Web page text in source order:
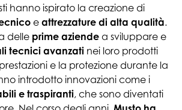
hanno ispirato la creazione di
e attrezzature di alta qualità.
delle prime aziende a sviluppare e
tecnici avanzati nei loro prodotti
e la protezione durante la
introdotto innovazioni come i
e traspiranti, che sono diventati